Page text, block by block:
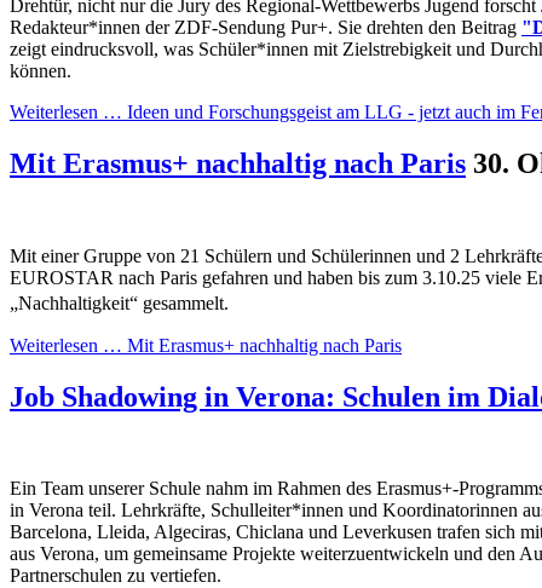
Drehtür, nicht nur die Jury des Regional-Wettbewerbs Jugend
Redakteur*innen der ZDF-Sendung Pur+. Sie drehten den Beitrag
zeigt eindrucksvoll, was Schüler*innen mit Zielstrebigkeit und
können.
Weiterlesen … Ideen und Forschungsgeist am LLG - jetzt auch im
Mit Erasmus+ nachhaltig nach Paris 30.
Mit einer Gruppe von 21 Schülern und Schülerinnen und 2
EUROSTAR nach Paris gefahren und haben bis zum 3.10.25 viele
„Nachhaltigkeit“ gesammelt.
Weiterlesen … Mit Erasmus+ nachhaltig nach Paris
Job Shadowing in Verona: Schulen im
Ein Team unserer Schule nahm im Rahmen des Erasmus+-
in Verona teil. Lehrkräfte, Schulleiter*innen und Koordinatorinnen
Barcelona, Lleida, Algeciras, Chiclana und Leverkusen trafen sich
aus Verona, um gemeinsame Projekte weiterzuentwickeln und den
Partnerschulen zu vertiefen.